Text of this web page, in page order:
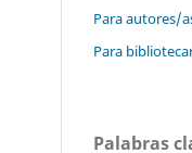
Para autores/
Para
Palabras